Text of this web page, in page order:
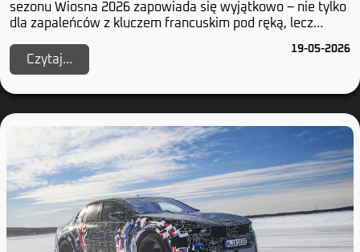
sezonu Wiosna 2026 zapowiada się wyjątkowo – nie tylko
dla zapaleńców z kluczem francuskim pod ręką, lecz
Czytaj...
19-05-2026